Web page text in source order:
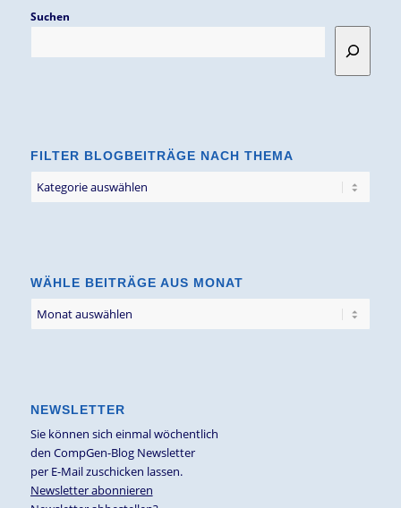
Suchen
FILTER BLOGBEITRÄGE NACH THEMA
Filter
Blogbeiträge
WÄHLE BEITRÄGE AUS MONAT
NEWSLETTER
Sie können sich einmal wöchentlich
den CompGen-Blog Newsletter
per E-Mail zuschicken lassen.
Newsletter abonnieren